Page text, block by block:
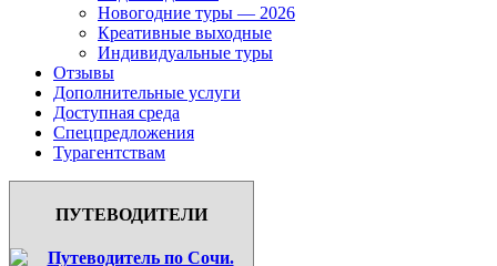
Новогодние туры — 2026
Креативные выходные
Индивидуальные туры
Отзывы
Дополнительные услуги
Доступная среда
Спецпредложения
Турагентствам
ПУТЕВОДИТЕЛИ